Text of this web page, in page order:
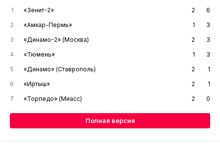
1 «Зенит-2» 2
6
2
«Амкар-Пермь» 1
3
3
«Динамо-2» (Москва) 2
3
4
«Тюмень» 1
3
5
«Динамо» (Ставрополь) 2
1
6
«Иртыш» 2
1
7
«Торпедо» (Миасс) 2 0
Полная версия